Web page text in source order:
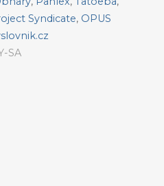
Syndicate, OPUS
SA